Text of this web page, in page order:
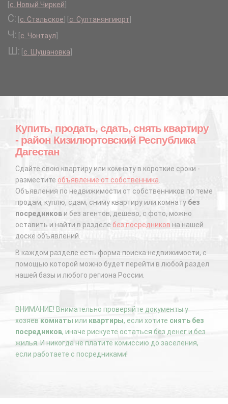
с. Новый Чиркей
С: с. Стальское с. Султанянгиюрт
Ч: с. Чонтаул
Ш: с. Шушановка
Купить, продать, сдать, снять квартиру
- район Кизилюртовский Республика
Дагестан
Сдайте свою квартиру или комнату в короткие сроки -
разместите объявление от собственника.
Объявления по недвижимости от собственников по теме
продам, куплю, сдам, сниму квартиру или комнату без
посредников и без агентов, дешево, с фото, можно
оставить и найти в разделе без посредников на нашей
доске объявлений.
В каждом разделе есть форма поиска недвижимости, с
помощью которой можно будет перейти в любой раздел
нашей базы и любого региона России.
ВНИМАНИЕ! Внимательно проверяйте документы у
хозяев комнаты или квартиры, если хотите снять без
посредников, иначе рискуете остаться без денег и без
жилья. И никогда не платите комиссию до заселения,
если работаете с посредниками!